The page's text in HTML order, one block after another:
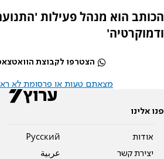
הכותב הוא מנהל פעילות
ודמוקרטיה'
הצטרפו לקבוצת
מצאתם טעות או פרסומת לא
פנו אלינו
אודות
יצירת קשר
Pусский
عربية